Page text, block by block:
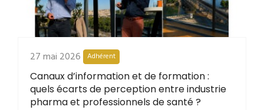
27 mai 2026 Adhérent
Canaux d’information et de formation :
quels écarts de perception entre industrie
pharma et professionnels de santé ?